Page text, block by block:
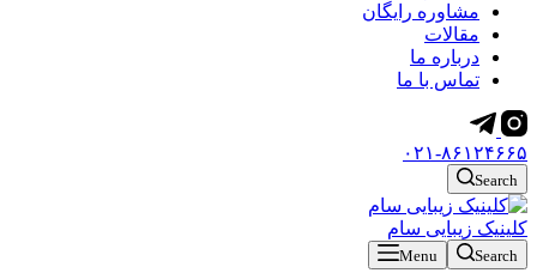
مشاوره رایگان
مقالات
درباره ما
تماس با ما
۰۲۱-۸۶۱۲۴۶۶۵
Search
کلینیک زیبایی سام
Search
Menu